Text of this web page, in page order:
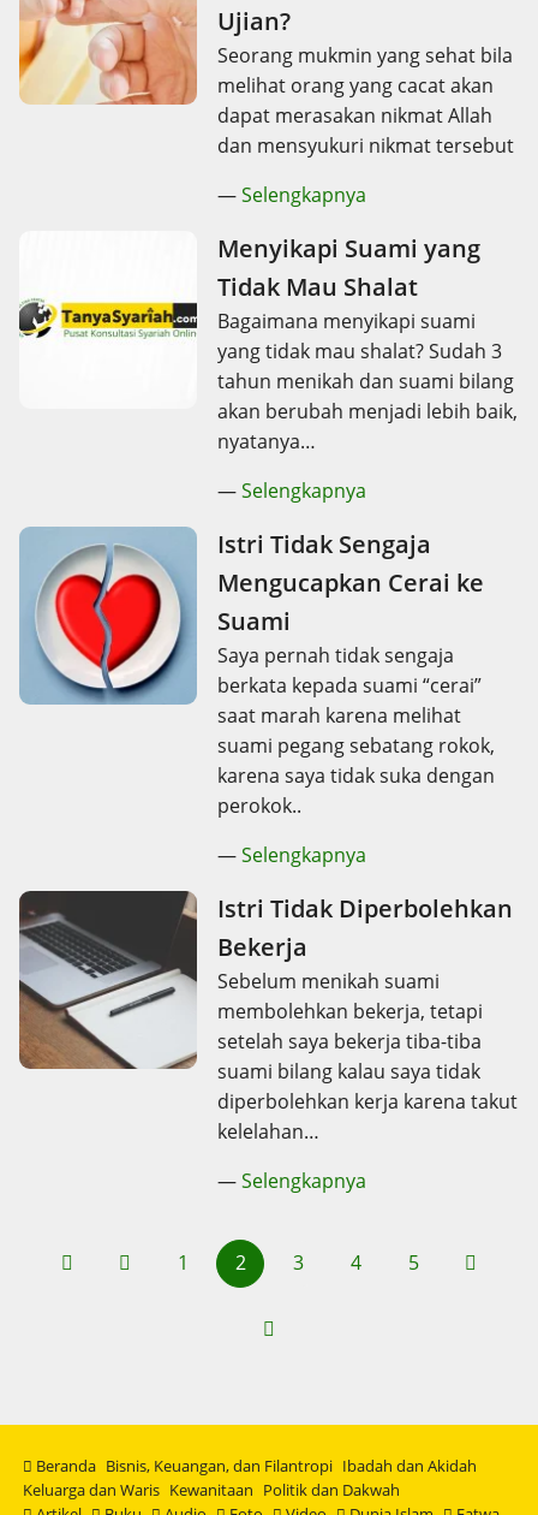
Ujian?
Seorang mukmin yang sehat bila
melihat orang yang cacat akan
dapat merasakan nikmat Allah
dan mensyukuri nikmat tersebut
—Selengkapnya
Menyikapi Suami yang
Tidak Mau Shalat
Bagaimana menyikapi suami
yang tidak mau shalat? Sudah 3
tahun menikah dan suami bilang
akan berubah menjadi lebih baik,
nyatanya…
—Selengkapnya
Istri Tidak Sengaja
Mengucapkan Cerai ke
Suami
Saya pernah tidak sengaja
berkata kepada suami “cerai”
saat marah karena melihat
suami pegang sebatang rokok,
karena saya tidak suka dengan
perokok..
—Selengkapnya
Istri Tidak Diperbolehkan
Bekerja
Sebelum menikah suami
membolehkan bekerja, tetapi
setelah saya bekerja tiba-tiba
suami bilang kalau saya tidak
diperbolehkan kerja karena takut
kelelahan…
—Selengkapnya
1 2 3 4 5
Beranda Bisnis, Keuangan, dan Filantropi Ibadah dan Akidah
Keluarga dan Waris Kewanitaan Politik dan Dakwah